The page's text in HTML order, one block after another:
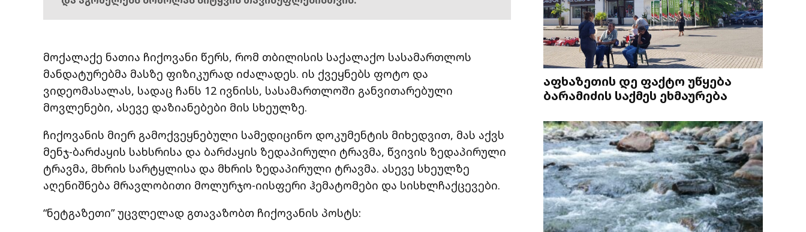
მოქალაქე ნათია ჩიქოვანი წერს, რომ თბილისის საქალაქო სასამართლოს
მანდატურებმა მასზე ფიზიკურად იძალადეს. ის ქვეყნებს ფოტო და
ვიდეომასალას, სადაც ჩანს 12 ივნისს, სასამართლოში განვითარებული
მოვლენები, ასევე დაზიანებები მის სხეულზე.
ჩიქოვანის მიერ გამოქვეყნებული სამედიცინო დოკუმენტის მიხედვით, მას აქვს
მენჯ-ბარძაყის სახსრისა და ბარძაყის ზედაპირული ტრავმა, წვივის ზედაპირული
ტრავმა, მხრის სარტყლისა და მხრის ზედაპირული ტრავმა. ასევე სხეულზე
აღენიშნება მრავლობითი მოლურჯო-იისფერი ჰემატომები და სისხლჩაქცევები.
“ნეტგაზეთი” უცვლელად გთავაზობთ ჩიქოვანის პოსტს:
აფხაზეთის დე ფაქტო უწყება
ბარამიძის საქმეს ეხმაურება